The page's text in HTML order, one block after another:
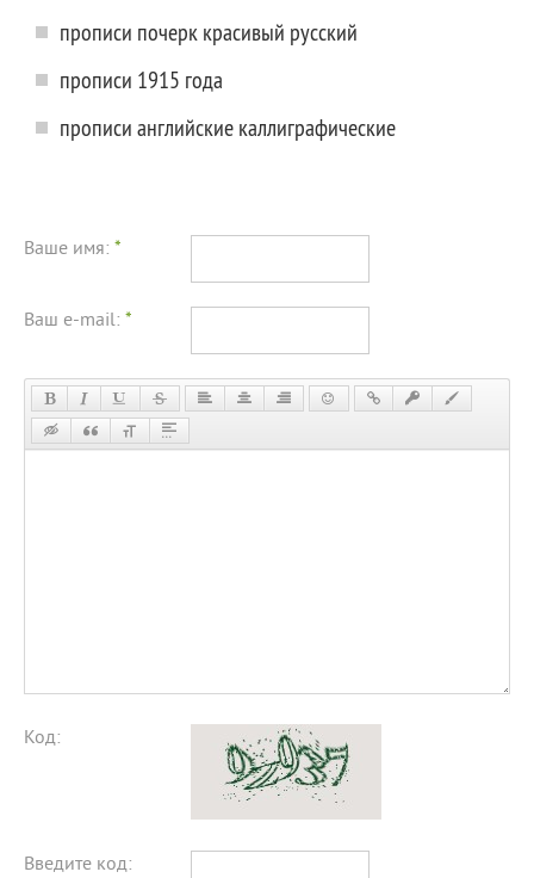
прописи почерк красивый русский
прописи 1915 года
прописи английские каллиграфические
Ваше имя: *
Ваш e-mail: *
Код:
Введите код: